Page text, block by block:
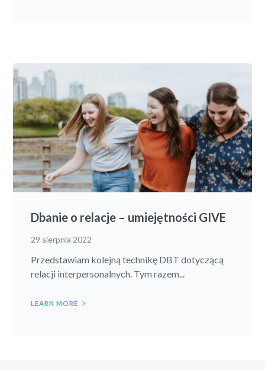
Dbanie o relacje – umiejętności GIVE
29 sierpnia 2022
Przedstawiam kolejną technikę DBT dotyczącą
relacji interpersonalnych. Tym razem...
LEARN MORE